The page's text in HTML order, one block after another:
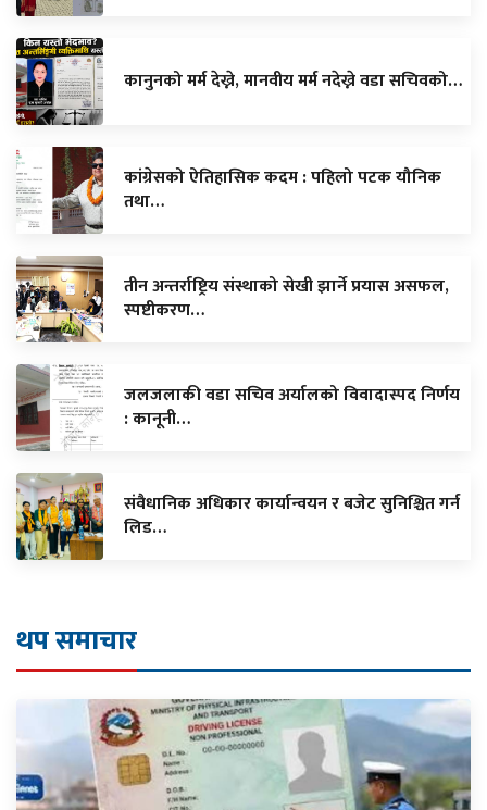
कानुनको मर्म देख्ने, मानवीय मर्म नदेख्ने वडा सचिवको…
कांग्रेसको ऐतिहासिक कदम : पहिलो पटक यौनिक
तथा…
तीन अन्तर्राष्ट्रिय संस्थाको सेखी झार्ने प्रयास असफल,
स्पष्टीकरण…
जलजलाकी वडा सचिव अर्यालको विवादास्पद निर्णय
: कानूनी…
संवैधानिक अधिकार कार्यान्वयन र बजेट सुनिश्चित गर्न
लिड…
थप समाचार